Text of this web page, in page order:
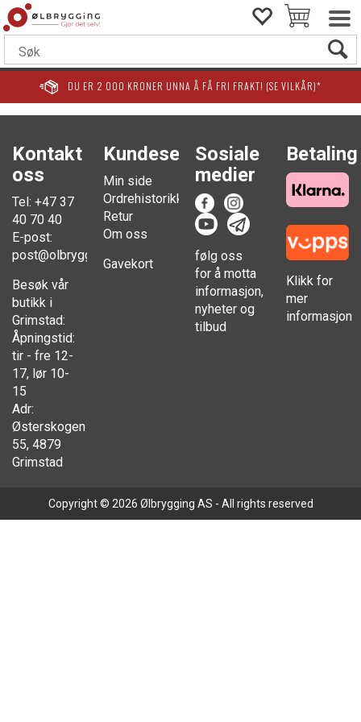
DU ER 2 000 KRONER UNNA Å FÅ FRI FRAKT! (SE VILKÅR)*
Kontakt
oss
Tel: +47 37
40 70 40
E-post:
post@olbrygging.no
Besøk vår
butikk i
Grimstad:
Åpningstid:
tir - fre 12-
17, lør 10-
15
Adr:
Østerskogen
55, 4879
Grimstad
Kundesenter
Min side
Ordrehistorikk
Retur
Om oss
Gavekort
Sosiale
medier
følg oss
for å motta
informasjon,
nyheter og
tilbud
Betaling
Klikk for
mer
informasjon
Copyright © 2026 Ølbrygging AS - All rights reserved